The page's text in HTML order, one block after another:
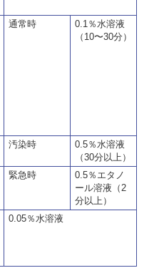
通常時
0.1％水溶液
（10〜30分）
汚染時
0.5％水溶液
（30分以上）
緊急時
0.5％エタノ
ール溶液（2
分以上）
0.05％水溶液